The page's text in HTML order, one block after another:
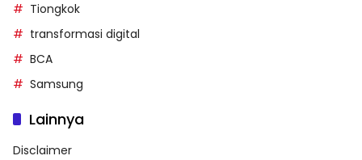
Tiongkok
transformasi digital
BCA
Samsung
Lainnya
Disclaimer